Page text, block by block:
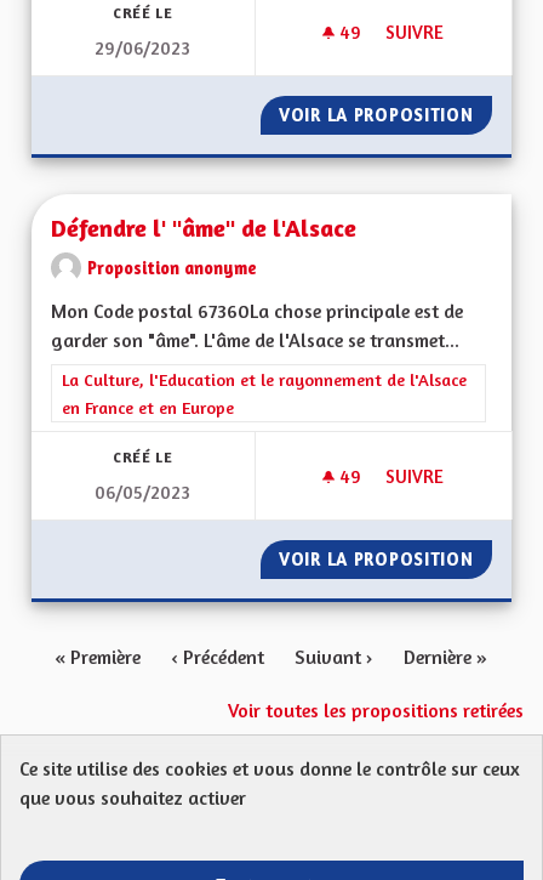
CRÉÉ LE
29/06/2023
49 49 ABONNÉS
SUIVRE
VOIR LA PROPOSITION
Défendre l' "âme" de l'Alsace
Proposition anonyme
Mon Code postal 67360La chose principale est de
garder son "âme". L'âme de l'Alsace se transmet...
Filtrer les résultats de la catégorie : La Culture, l'Education et
La Culture, l'Education et le rayonnement de l'Alsace
en France et en Europe
CRÉÉ LE
06/05/2023
49 49 ABONNÉS
SUIVRE
VOIR LA PROPOSITION
« Première ‹ Précédent Suivant › Dernière »
Voir toutes les propositions retirées
Protection des Données
Ce site utilise des cookies et vous donne le contrôle sur ceux
que vous souhaitez activer